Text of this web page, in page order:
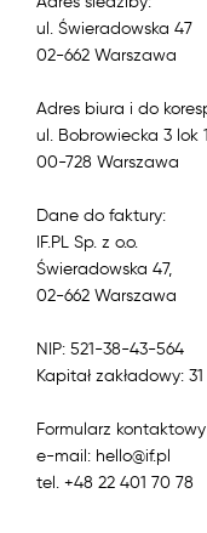
ul. Świeradowska 47
02-662 Warszawa
Adres biura i do
ul. Bobrowiecka 3 lok
00-728 Warszawa
Dane do faktury:
IF.PL Sp. z o.o.
Świeradowska 47,
02-662 Warszawa
NIP: 521-38-43-564
Kapitał zakładowy: 31
Formularz kontaktowy
e-mail: hello@if.pl
tel. +48 22 401 70 78